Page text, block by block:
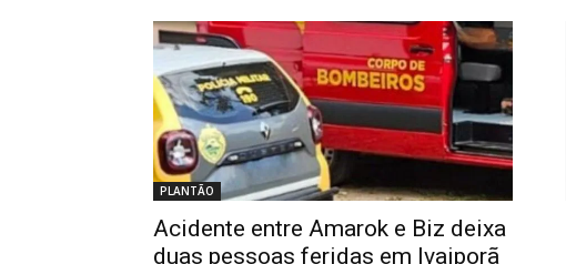
PLANTÃO
Acidente entre Amarok e Biz deixa
duas pessoas feridas em Ivaiporã